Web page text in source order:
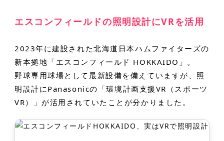
エスコンフィールドの照明設計にVRを活用
2023年に建設された北海道日本ハムファイターズの
新本拠地「エスコンフィールド HOKKAIDO」。
野球専用球場として最新設備を備えていますが、照
明設計にPanasonicの「環境計画支援VR（スポーツ
VR）」が活用されていたことが分かりました。